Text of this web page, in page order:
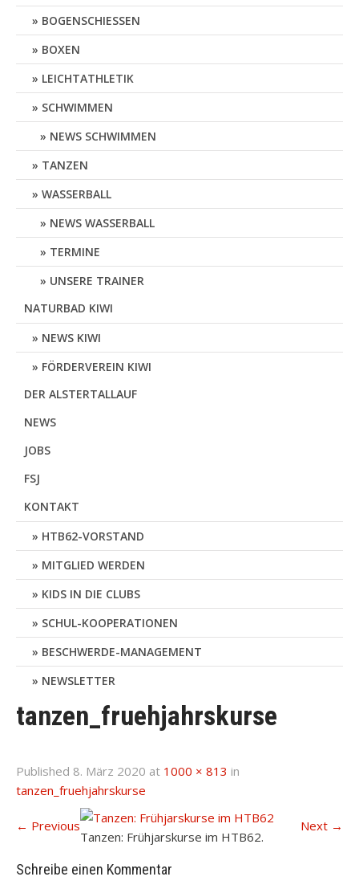
BOGENSCHIESSEN
BOXEN
LEICHTATHLETIK
SCHWIMMEN
NEWS SCHWIMMEN
TANZEN
WASSERBALL
NEWS WASSERBALL
TERMINE
UNSERE TRAINER
NATURBAD KIWI
NEWS KIWI
FÖRDERVEREIN KIWI
DER ALSTERTALLAUF
NEWS
JOBS
FSJ
KONTAKT
HTB62-VORSTAND
MITGLIED WERDEN
KIDS IN DIE CLUBS
SCHUL-KOOPERATIONEN
BESCHWERDE-MANAGEMENT
NEWSLETTER
tanzen_fruehjahrskurse
Published 8. März 2020 at 1000 × 813 in
tanzen_fruehjahrskurse
← Previous Next →
Tanzen: Frühjarskurse im HTB62.
Schreibe einen Kommentar